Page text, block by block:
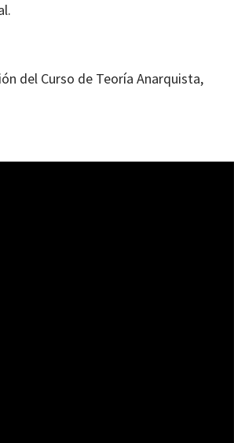
del Curso de Teoría Anarquista,